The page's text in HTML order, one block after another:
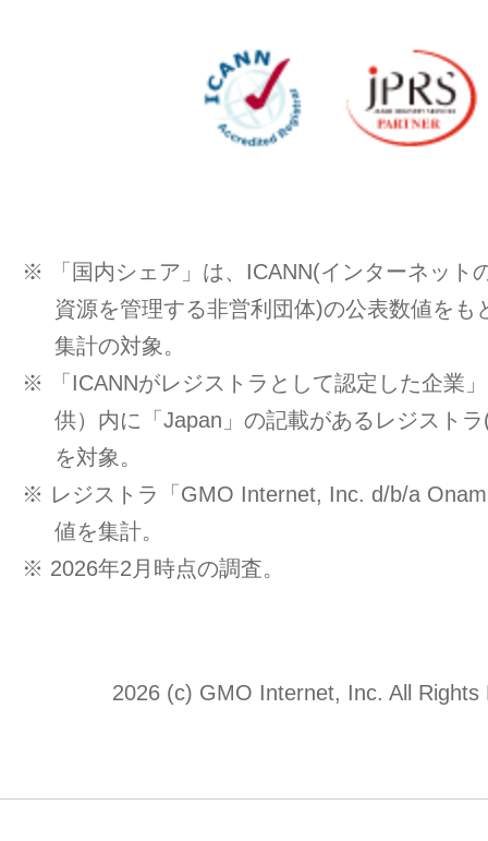
※ 「国内シェア」は、ICANN(インターネット
資源を管理する非営利団体)の公表数値をも
集計の対象。
※ 「ICANNがレジストラとして認定した企業
供）内に「Japan」の記載があるレジスト
を対象。
※ レジストラ「GMO Internet, Inc. d/b/a
値を集計。
※ 2026年2月時点の調査。
2026 (c) GMO Internet, Inc. All Rights